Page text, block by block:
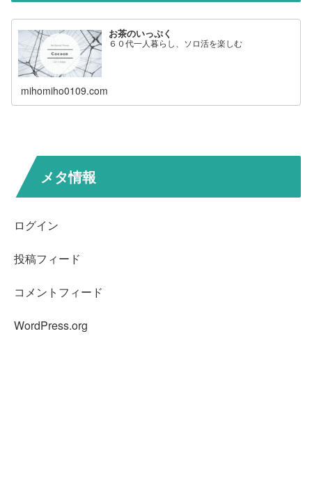
お茶のいっぷく
６０代一人暮らし、ソロ活を楽しむ
mihomiho0109.com
メタ情報
ログイン
投稿フィード
コメントフィード
WordPress.org